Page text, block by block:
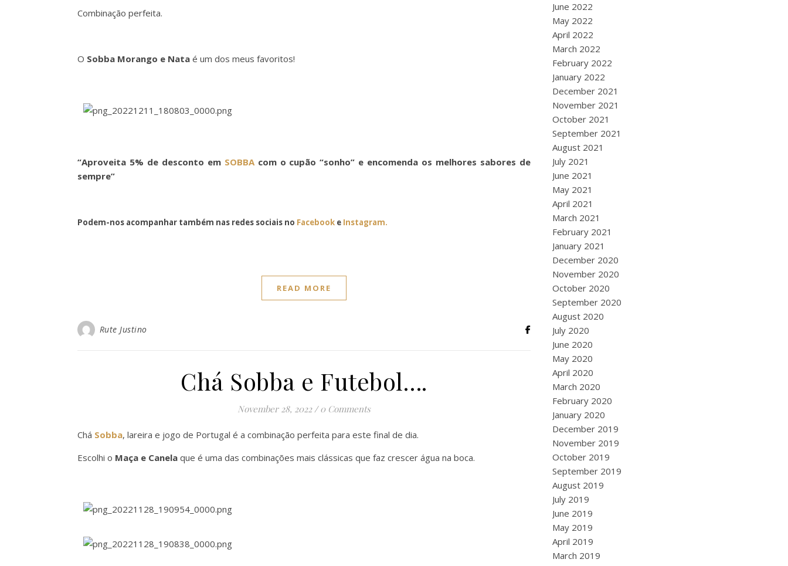
Combinação perfeita.
O Sobba Morango e Nata é um dos meus favoritos!
“Aproveita 5% de desconto em SOBBAcom o cupão “sonho” e encomenda os melhores sabores de
sempre”
Podem-nos acompanhar também nas redes sociais no Facebook e Instagram.
READ MORE
Rute Justino
Chá Sobba e Futebol….
November 28, 2022 / 0 Comments
Chá Sobba, lareira e jogo de Portugal é a combinação perfeita para este final de dia.
Escolhi o Maça e Canela que é uma das combinações mais clássicas que faz crescer água na boca.
June 2022
May 2022
April 2022
March 2022
February 2022
January 2022
December 2021
November 2021
October 2021
September 2021
August 2021
July 2021
June 2021
May 2021
April 2021
March 2021
February 2021
January 2021
December 2020
November 2020
October 2020
September 2020
August 2020
July 2020
June 2020
May 2020
April 2020
March 2020
February 2020
January 2020
December 2019
November 2019
October 2019
September 2019
August 2019
July 2019
June 2019
May 2019
April 2019
March 2019